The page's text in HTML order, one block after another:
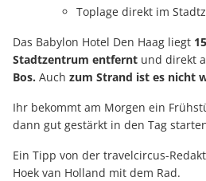
Toplage direkt im
Das Babylon Hotel Den Haag liegt
Stadtzentrum entfernt und direkt
Bos. Auch zum Strand ist es nicht
Ihr bekommt am Morgen ein
dann gut gestärkt in den Tag
Ein Tipp von der travelcircus-
Hoek van Holland mit dem Rad.